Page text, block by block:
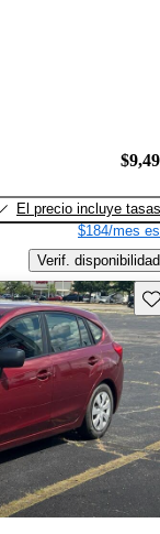
El precio incluye tasas
$184/mes
Verif. disponibilidad